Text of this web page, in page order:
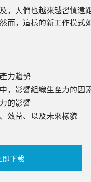
，人們也越來越習慣遠
而，這樣的新工作模式
力趨勢
，影響組織生產力的因
的影響
效益、以及未來樣貌
即下載